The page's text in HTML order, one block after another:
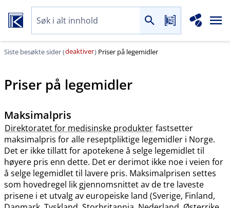
Siste besøkte sider (deaktiver) Priser på legemidler
Priser på legemidler
Maksimalpris
Direktoratet for medisinske produkter fastsetter
maksimalpris for alle reseptpliktige legemidler i Norge.
Det er ikke tillatt for apotekene å selge legemidlet til
høyere pris enn dette. Det er derimot ikke noe i veien for
å selge legemidlet til lavere pris. Maksimalprisen settes
som hovedregel lik gjennomsnittet av de tre laveste
prisene i et utvalg av europeiske land (Sverige, Finland,